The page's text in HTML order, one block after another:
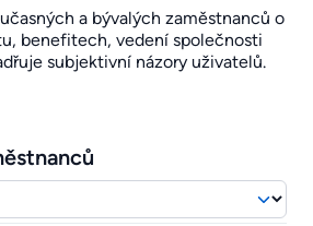
a bývalých zaměstnanců o
benefitech, vedení společnosti
subjektivní názory uživatelů.